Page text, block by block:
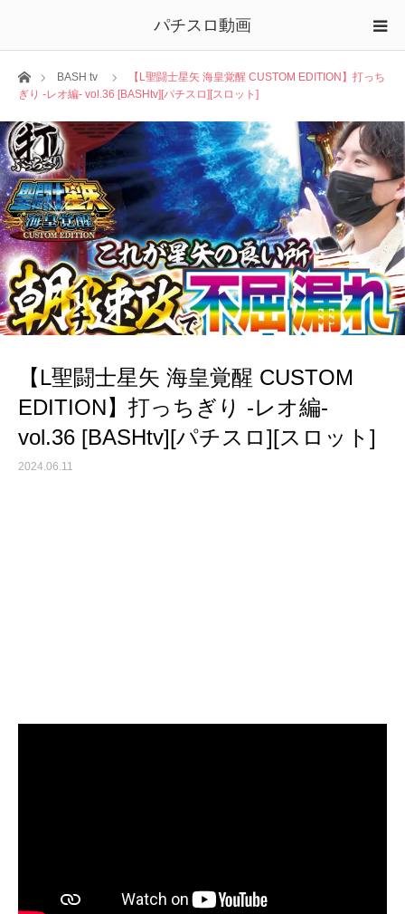
パチスロ動画
ホームBASH tv
【L聖闘士星矢 海皇覚醒 CUSTOM EDITION】打っち
ぎり -レオ編- vol.36 [BASHtv][パチスロ][スロット]
【L聖闘士星矢 海皇覚醒 CUSTOM
EDITION】打っちぎり -レオ編-
vol.36 [BASHtv][パチスロ][スロット]
2024.06.11